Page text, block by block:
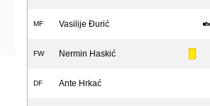
MF Vasilije Đurić
FW Nermin Haskić
DF Ante Hrkać